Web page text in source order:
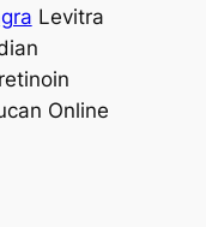
Levitra
Online